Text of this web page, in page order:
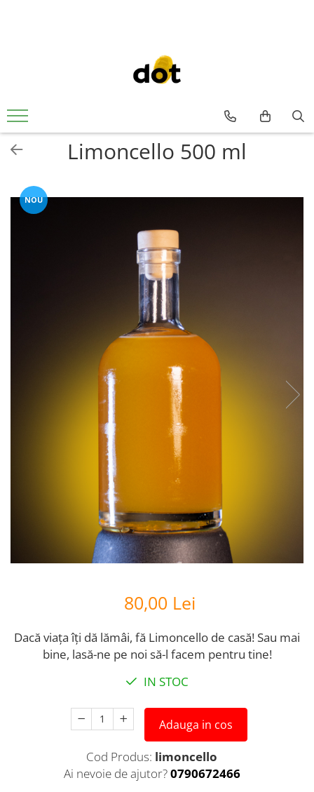
Limoncello 500 ml
NOU
80,00 Lei
Dacă viața îți dă lămâi, fă Limoncello de casă! Sau mai
bine, lasă-ne pe noi să-l facem pentru tine!
IN STOC
Adauga in cos
Cod Produs: limoncello
Ai nevoie de ajutor?0790672466